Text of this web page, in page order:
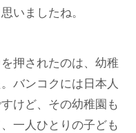
いましたね。
押されたのは、幼稚
バンコクには日本人
けど、その幼稚園も
一人ひとりの子ども